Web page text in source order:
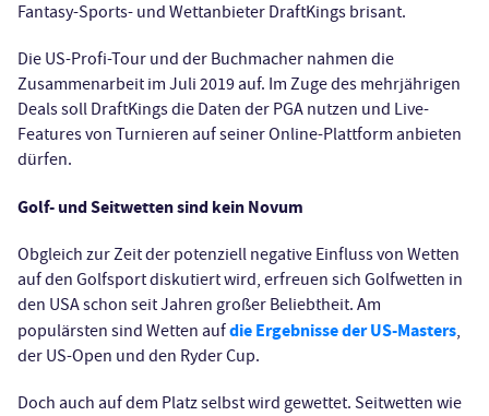
Fantasy-Sports- und Wettanbieter DraftKings brisant.
Die US-Profi-Tour und der Buchmacher nahmen die
Zusammenarbeit im Juli 2019 auf. Im Zuge des mehrjährigen
Deals soll DraftKings die Daten der PGA nutzen und Live-
Features von Turnieren auf seiner Online-Plattform anbieten
dürfen.
Golf- und Seitwetten sind kein Novum
Obgleich zur Zeit der potenziell negative Einfluss von Wetten
auf den Golfsport diskutiert wird, erfreuen sich Golfwetten in
den USA schon seit Jahren großer Beliebtheit. Am
populärsten sind Wetten aufdie Ergebnisse der US-Masters,
der US-Open und den Ryder Cup.
Doch auch auf dem Platz selbst wird gewettet. Seitwetten wie